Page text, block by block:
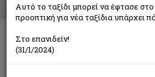
Θραύσματα πολέμου
Αυτό το ταξίδι μπορεί να έφτασε
προοπτική για νέα ταξίδια υπάρχει
Στο επανιδείν!
(31/1/2024)